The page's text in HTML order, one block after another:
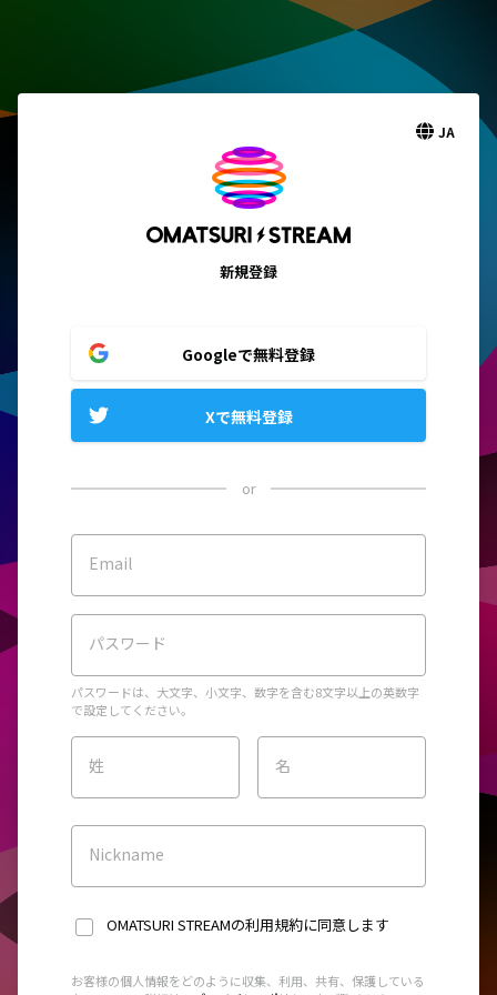
JA
新規登録
Googleで無料登録
Xで無料登録
or
Email
パスワード
パスワードは、大文字、小文字、数字を含む8文字以上の英数字
で設定してください。
姓 名
Nickname
OMATSURI STREAMの利用規約に同意します
お客様の個人情報をどのように収集、利用、共有、保護している